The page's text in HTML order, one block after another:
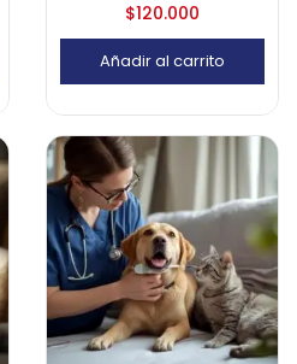
$120.000
Añadir al carrito